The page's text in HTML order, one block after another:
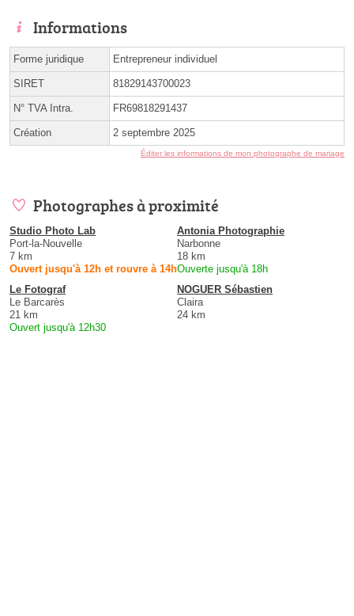
Informations
Forme juridique Entrepreneur individuel
SIRET 81829143700023
N° TVA Intra. FR69818291437
Création 2 septembre 2025
Éditer les informations de mon photographe de mariage
Photographes à proximité
Studio Photo Lab
Port-la-Nouvelle
7 km
Ouvert jusqu'à 12h et rouvre à 14h
Antonia Photographie
Narbonne
18 km
Ouverte jusqu'à 18h
Le Fotograf
Le Barcarès
21 km
Ouvert jusqu'à 12h30
NOGUER Sébastien
Claira
24 km